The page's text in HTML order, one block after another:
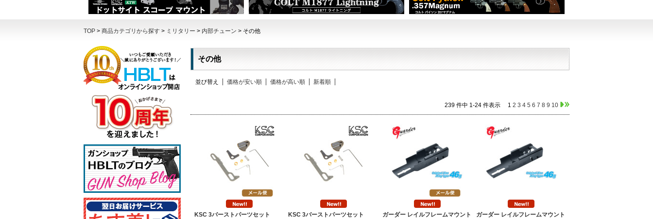
TOP > 商品カテゴリから探す > ミリタリー > 内部チューン > その他
その他
並び替え 価格が安い順 価格が高い順 新着順
239 件中 1-24 件表示 1 2 3 4 5 6 7 8 9 10
KSC 3バーストパーツセット
KSC 3バーストパーツセット
ガーダー レイルフレームマウント
ガーダー レイルフレームマウント